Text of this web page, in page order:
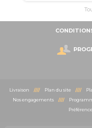
Livraison //// Plan du site ////
Nos engagements////